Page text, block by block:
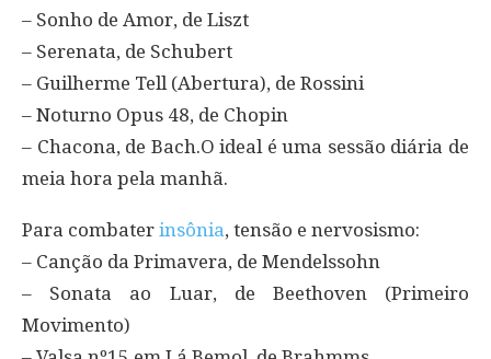
– Sonho de Amor, de Liszt
– Serenata, de Schubert
– Guilherme Tell (Abertura), de Rossini
– Noturno Opus 48, de Chopin
– Chacona, de Bach.O ideal é uma sessão diária de
meia hora pela manhã.
Para combater insônia, tensão e nervosismo:
– Canção da Primavera, de Mendelssohn
– Sonata ao Luar, de Beethoven (Primeiro
Movimento)